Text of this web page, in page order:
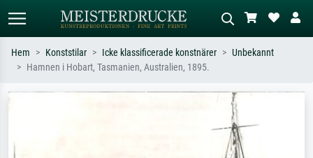
Beskriv scenen – t.ex. grön äng,
abstrakt med mycket rött, mörk
oljemålning, stående naken bredvid ett
träd.
Hem Konststilar Icke klassificerade konstnärer
Unbekannt
Hamnen i Hobart, Tasmanien, Australien, 1895.